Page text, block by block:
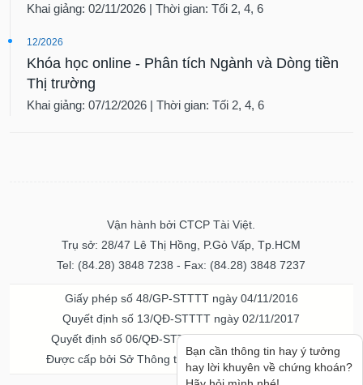
Khai giảng: 02/11/2026 | Thời gian: Tối 2, 4, 6
12/2026
Khóa học online - Phân tích Ngành và Dòng tiền
Thị trường
Khai giảng: 07/12/2026 | Thời gian: Tối 2, 4, 6
Vận hành bởi CTCP Tài Việt.
Trụ sở: 28/47 Lê Thị Hồng, P.Gò Vấp, Tp.HCM
Tel: (84.28) 3848 7238 - Fax: (84.28) 3848 7237
Giấy phép số 48/GP-STTTT ngày 04/11/2016
Quyết định số 13/QĐ-STTTT ngày 02/11/2017
Quyết định số 06/QĐ-STTTT-ICP ngày 20/07/2023
Được cấp bởi Sở Thông tin và Truyền thông TPHCM
Bạn cần thông tin hay ý tưởng
hay lời khuyên về chứng khoán?